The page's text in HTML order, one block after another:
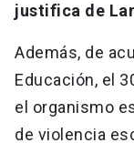
justifica de
Además, de
Educación, el
el organismo
de violencia